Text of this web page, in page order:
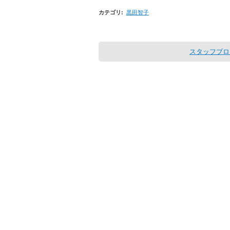
カテゴリ : 黒田智子
スタッフブ